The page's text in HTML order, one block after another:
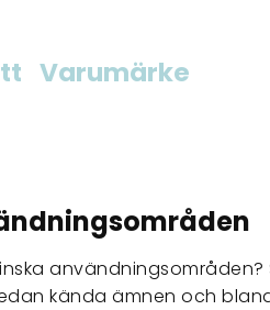
Varumärke
användningsområden?
kända ämnen och